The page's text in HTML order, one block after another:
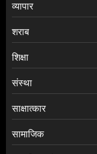
व्यापार
शराब
शिक्षा
संस्था
साक्षात्कार
सामाजिक